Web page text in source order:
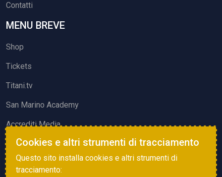
Contatti
MENU BREVE
Shop
Tickets
Titani.tv
San Marino Academy
Accrediti Media
ATTIVITÀ ED EVENTI
Squadre di Calcio
Cookies e altri strumenti di tracciamento
Questo sito installa cookies e altri strumenti di
tracciamento: